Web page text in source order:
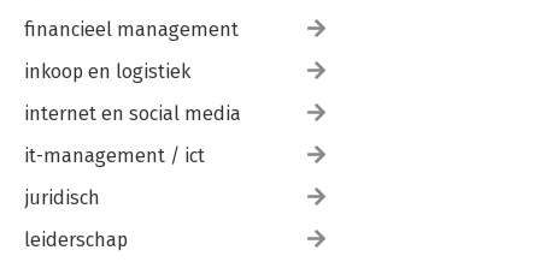
financieel management
inkoop en logistiek
internet en social media
it-management / ict
juridisch
leiderschap